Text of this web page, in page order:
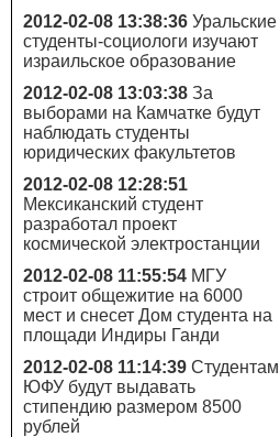
2012-02-08 13:38:36 Уральские
студенты-социологи изучают
израильское образование
2012-02-08 13:03:38 За
выборами на Камчатке будут
наблюдать студенты
юридических факультетов
2012-02-08 12:28:51
Мексиканский студент
разработал проект
космической электростанции
2012-02-08 11:55:54 МГУ
строит общежитие на 6000
мест и снесет Дом студента на
площади Индиры Ганди
2012-02-08 11:14:39 Студентам
ЮФУ будут выдавать
стипендию размером 8500
рублей